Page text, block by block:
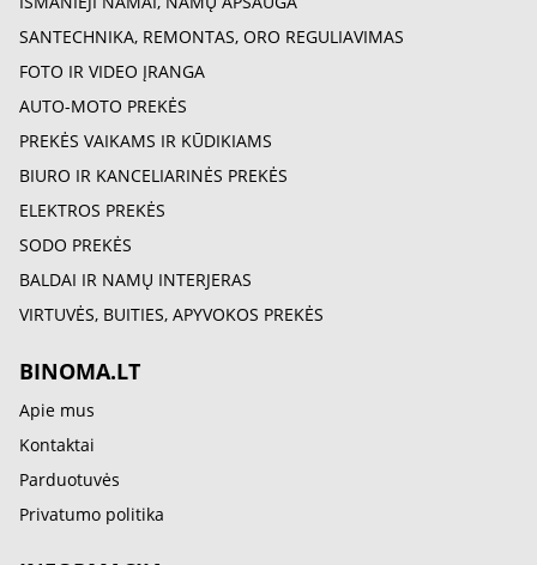
SANTECHNIKA, REMONTAS, ORO REGULIAVIMAS
FOTO IR VIDEO ĮRANGA
AUTO-MOTO PREKĖS
PREKĖS VAIKAMS IR KŪDIKIAMS
BIURO IR KANCELIARINĖS PREKĖS
ELEKTROS PREKĖS
SODO PREKĖS
BALDAI IR NAMŲ INTERJERAS
VIRTUVĖS, BUITIES, APYVOKOS PREKĖS
BINOMA.LT
Apie mus
Kontaktai
Parduotuvės
Privatumo politika